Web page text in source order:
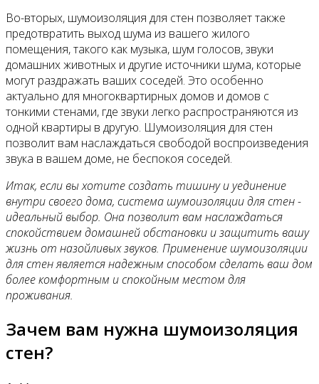
Во-вторых, шумоизоляция для стен позволяет также
предотвратить выход шума из вашего жилого
помещения, такого как музыка, шум голосов, звуки
домашних животных и другие источники шума, которые
могут раздражать ваших соседей. Это особенно
актуально для многоквартирных домов и домов с
тонкими стенами, где звуки легко распространяются из
одной квартиры в другую. Шумоизоляция для стен
позволит вам наслаждаться свободой воспроизведения
звука в вашем доме, не беспокоя соседей.
Итак, если вы хотите создать тишину и уединение
внутри своего дома, система шумоизоляции для стен -
идеальный выбор. Она позволит вам наслаждаться
спокойствием домашней обстановки и защитить вашу
жизнь от назойливых звуков. Применение шумоизоляции
для стен является надежным способом сделать ваш дом
более комфортным и спокойным местом для
проживания.
Зачем вам нужна шумоизоляция
стен?